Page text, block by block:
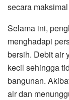
secara
Selama ini,
menghadapi
bersih. Debit air
kecil sehingga
bangunan.
air dan